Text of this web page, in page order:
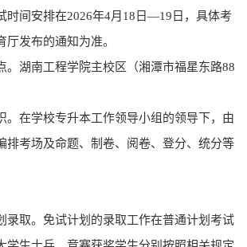
时间安排在2026年4月18日—19日，具体考
发布的通知为准。
。湖南工程学院主校区（湘潭市福星东路88
。在学校专升本工作领导小组的领导下，由
排考场及命题、制卷、阅卷、登分、统分等
录取。免试计划的录取工作在普通计划考试